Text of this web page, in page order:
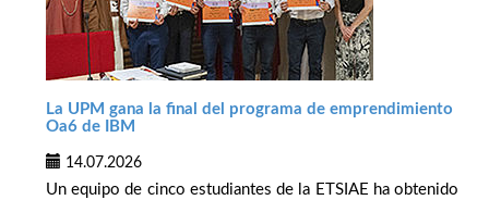
La UPM gana la final del programa de emprendimiento
Oa6 de IBM
14.07.2026
Un equipo de cinco estudiantes de la ETSIAE ha obtenido